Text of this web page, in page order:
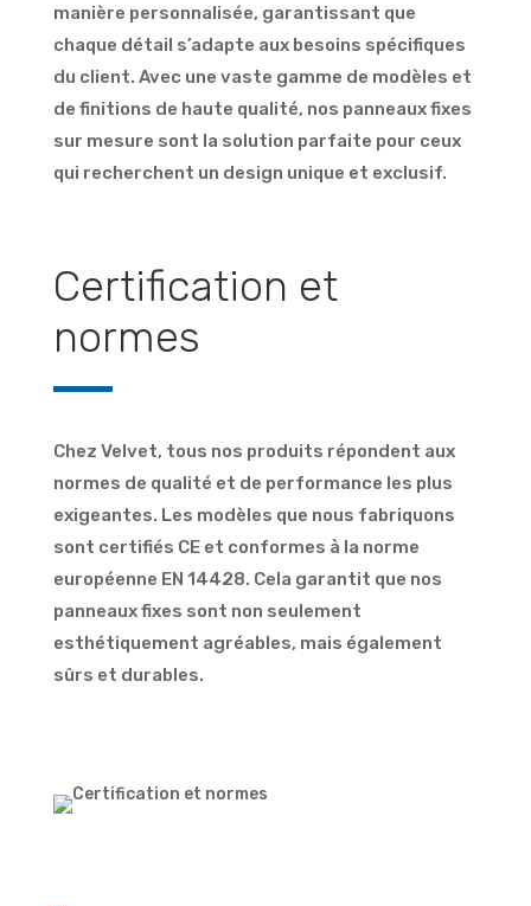
manière personnalisée, garantissant que
chaque détail s’adapte aux besoins spécifiques
du client. Avec une vaste gamme de modèles et
de finitions de haute qualité, nos panneaux fixes
sur mesure sont la solution parfaite pour ceux
qui recherchent un design unique et exclusif.
Certification et
normes
Chez Velvet, tous nos produits répondent aux
normes de qualité et de performance les plus
exigeantes. Les modèles que nous fabriquons
sont certifiés CE et conformes à la norme
européenne EN 14428. Cela garantit que nos
panneaux fixes sont non seulement
esthétiquement agréables, mais également
sûrs et durables.